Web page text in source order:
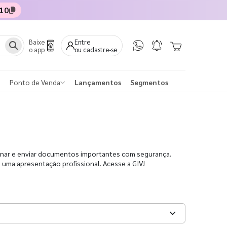
Baixe
o app
Entre
ou cadastre-se
Ponto de Venda Lançamentos Segmentos
e enviar documentos importantes com segurança.
apresentação profissional. Acesse a GIV!